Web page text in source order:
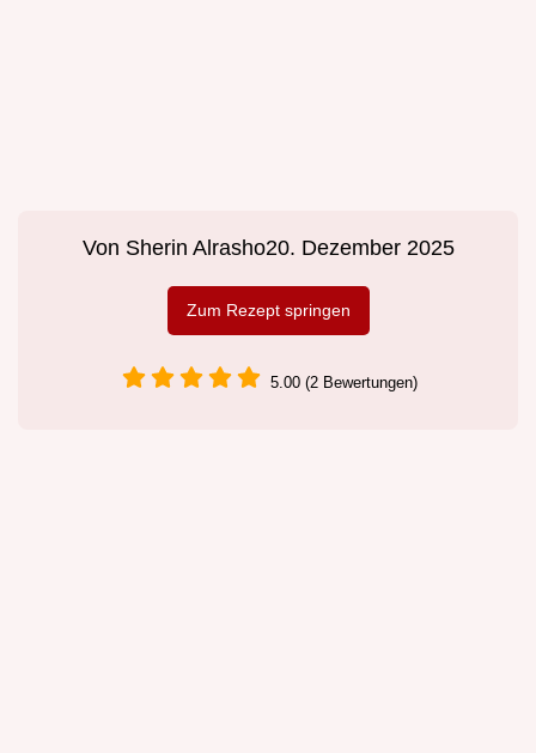
Von Sherin Alrasho20. Dezember 2025
Zum Rezept springen
5.00 (2 Bewertungen)